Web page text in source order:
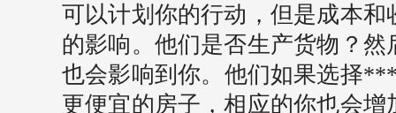
可以计划你的行动，但是成本
的影响。他们是否生产货物？
也会影响到你。他们如果选择
更便宜的房子，相应的你也会